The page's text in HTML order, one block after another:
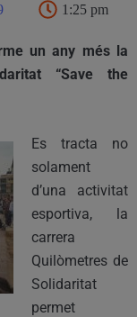
1:25 pm
un any més la
“Save the
Es tracta no
solament
d’una activitat
esportiva, la
carrera
Quilòmetres de
Solidaritat
permet